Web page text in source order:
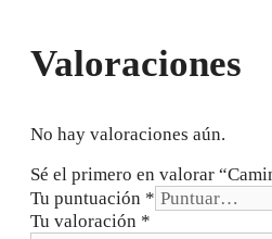
Valoraciones
No hay valoraciones aún.
Sé el primero en valorar
Tu puntuación *
Tu valoración *